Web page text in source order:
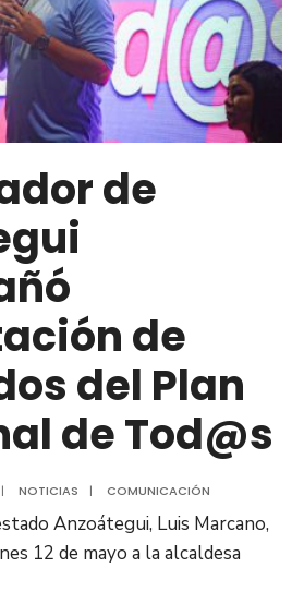
de
de
del Plan
de Tod@s
| NOTICIAS | COMUNICACIÓN
Anzoátegui, Luis Marcano,
12 de mayo a la alcaldesa